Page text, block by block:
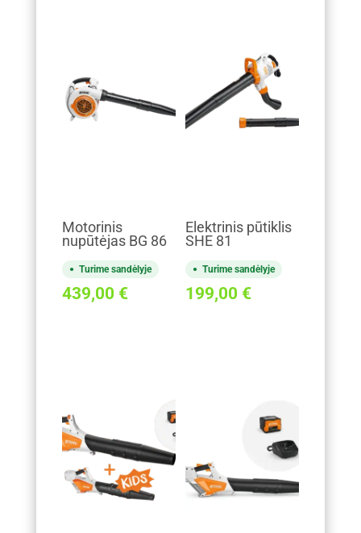
Motorinis
nupūtėjas BG 86
Turime sandėlyje
439,00 €
Elektrinis pūtiklis
SHE 81
Turime sandėlyje
199,00 €